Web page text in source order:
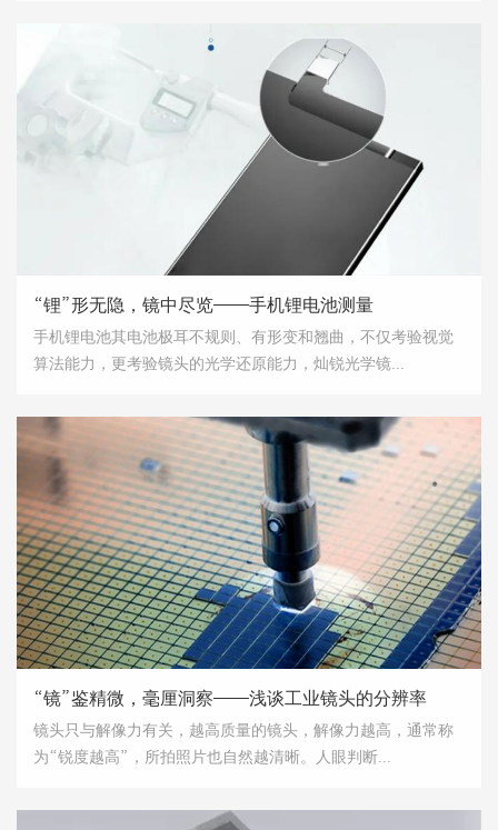
“锂”形无隐，镜中尽览——手机锂电池测量
手机锂电池其电池极耳不规则、有形变和翘曲，不仅考验视觉
算法能力，更考验镜头的光学还原能力，灿锐光学镜...
“镜”鉴精微，毫厘洞察——浅谈工业镜头的分辨率
镜头只与解像力有关，越高质量的镜头，解像力越高，通常称
为“锐度越高”，所拍照片也自然越清晰。人眼判断...